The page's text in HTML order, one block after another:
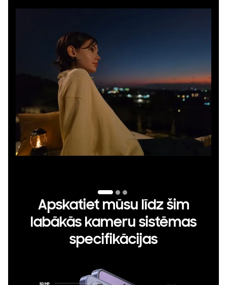
Apskatiet mūsu līdz šim
labākās kameru sistēmas
specifikācijas